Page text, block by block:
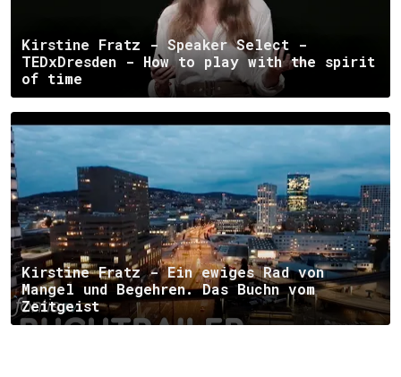
Kirstine Fratz - Speaker Select -
TEDxDresden - How to play with the spirit
of time
Kirstine Fratz - Ein ewiges Rad von
Mangel und Begehren. Das Buchn vom
Zeitgeist